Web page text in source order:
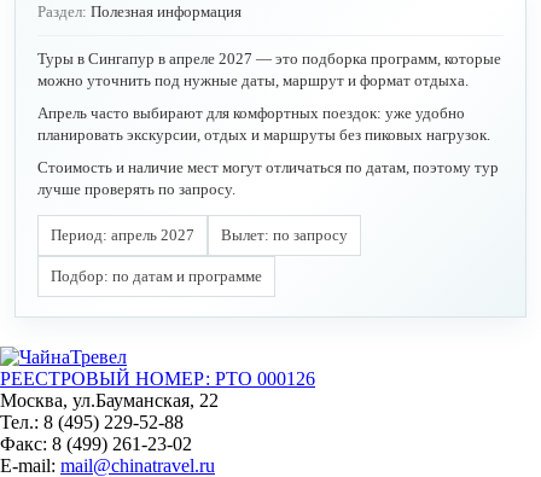
Раздел: Полезная информация
Туры в Сингапур в апреле 2027 — это подборка программ, которые
можно уточнить под нужные даты, маршрут и формат отдыха.
Апрель часто выбирают для комфортных поездок: уже удобно
планировать экскурсии, отдых и маршруты без пиковых нагрузок.
Стоимость и наличие мест могут отличаться по датам, поэтому тур
лучше проверять по запросу.
Период: апрель 2027 Вылет: по запросу
Подбор: по датам и программе
РЕЕСТРОВЫЙ НОМЕР: РТО 000126
Москва, ул.Бауманская, 22
Тел.: 8 (495) 229-52-88
Факс: 8 (499) 261-23-02
E-mail: mail@chinatravel.ru